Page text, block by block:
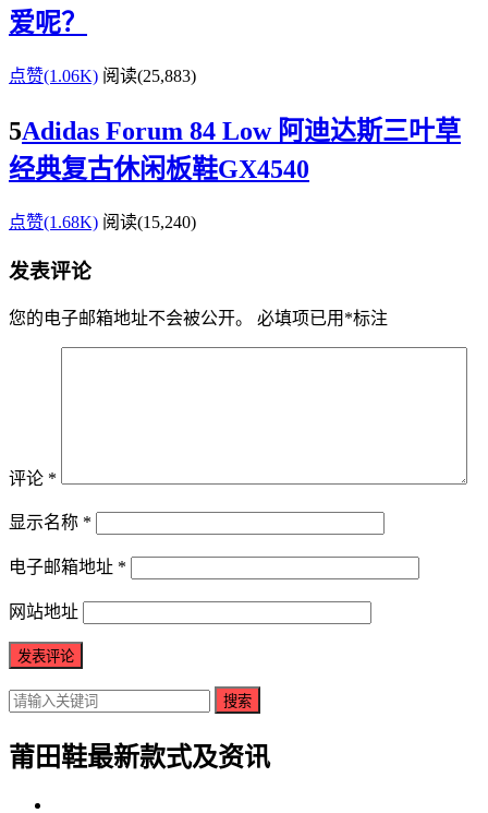
爱呢？
点赞(1.06K) 阅读(25,883)
5Adidas Forum 84 Low 阿迪达斯三叶草
经典复古休闲板鞋GX4540
点赞(1.68K) 阅读(15,240)
发表评论
您的电子邮箱地址不会被公开。 必填项已用 *标注
评论 *
显示名称 *
电子邮箱地址 *
网站地址
搜索
莆田鞋最新款式及资讯